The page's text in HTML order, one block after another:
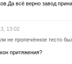
всё верно завод
13:02
не пропечённое тесто
притяжения?